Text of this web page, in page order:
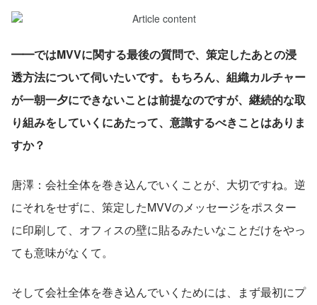
━━ではMVVに関する最後の質問で、策定したあとの浸
透方法について伺いたいです。もちろん、組織カルチャー
が一朝一夕にできないことは前提なのですが、継続的な取
り組みをしていくにあたって、意識するべきことはありま
すか？
唐澤：会社全体を巻き込んでいくことが、大切ですね。逆
にそれをせずに、策定したMVVのメッセージをポスター
に印刷して、オフィスの壁に貼るみたいなことだけをやっ
ても意味がなくて。
そして会社全体を巻き込んでいくためには、まず最初にプ